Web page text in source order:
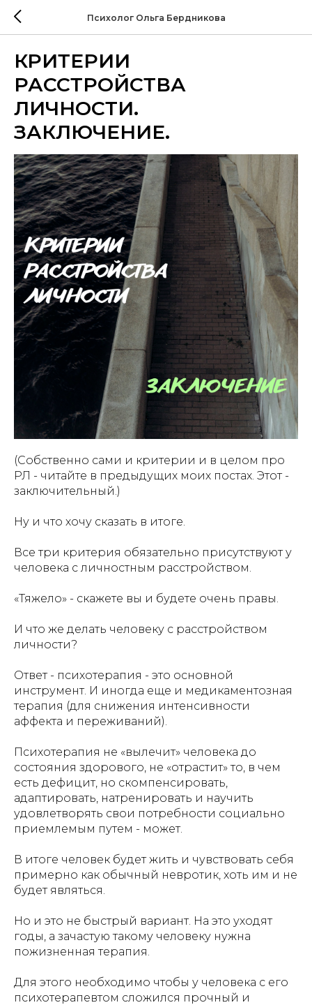
Психолог Ольга Бердникова
КРИТЕРИИ
РАССТРОЙСТВА
ЛИЧНОСТИ.
ЗАКЛЮЧЕНИЕ.
(Собственно сами и критерии и в целом про
РЛ - читайте в предыдущих моих постах. Этот -
заключительный.)
Ну и что хочу сказать в итоге.
Все три критерия обязательно присутствуют у
человека с личностным расстройством.
«Тяжело» - скажете вы и будете очень правы.
И что же делать человеку с расстройством
личности?
Ответ - психотерапия - это основной
инструмент. И иногда еще и медикаментозная
терапия (для снижения интенсивности
аффекта и переживаний).
Психотерапия не «вылечит» человека до
состояния здорового, не «отрастит» то, в чем
есть дефицит, но скомпенсировать,
адаптировать, натренировать и научить
удовлетворять свои потребности социально
приемлемым путем - может.
В итоге человек будет жить и чувствовать себя
примерно как обычный невротик, хоть им и не
будет являться.
Но и это не быстрый вариант. На это уходят
годы, а зачастую такому человеку нужна
пожизненная терапия.
Для этого необходимо чтобы у человека с его
психотерапевтом сложился прочный и